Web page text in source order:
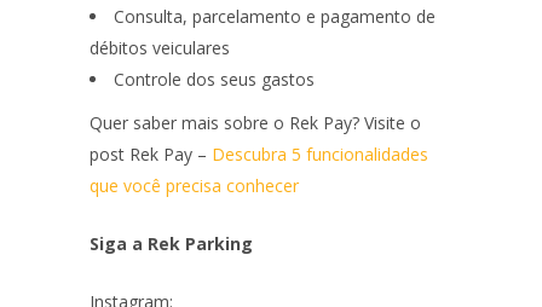
Consulta, parcelamento e pagamento de
débitos veiculares
Controle dos seus gastos
Quer saber mais sobre o Rek Pay? Visite o
post Rek Pay – Descubra 5 funcionalidades
que você precisa conhecer
Siga a Rek Parking
Instagram: